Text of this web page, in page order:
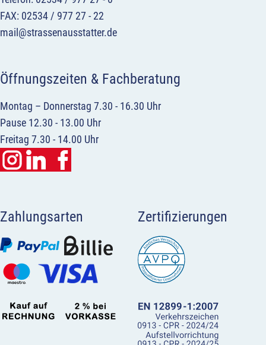
FAX: 02534 / 977 27 - 22
mail@strassenausstatter.de
Öffnungszeiten & Fachberatung
Montag – Donnerstag 7.30 - 16.30 Uhr
Pause 12.30 - 13.00 Uhr
Freitag 7.30 - 14.00 Uhr
Zahlungsarten Zertifizierungen